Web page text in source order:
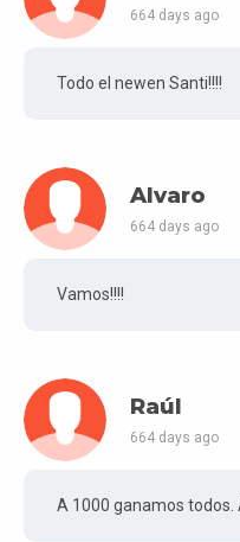
664 days ago
Todo el newen Santi!!!!
Alvaro
664 days ago
Vamos!!!!
Raúl
664 days ago
A 1000 ganamos todos.